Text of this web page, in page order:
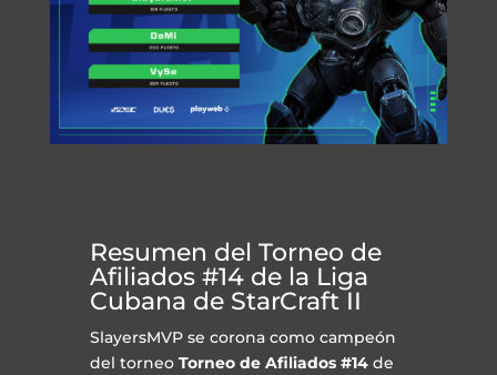
Resumen del Torneo de
Afiliados #14 de la Liga
Cubana de StarCraft II
SlayersMVP se corona como campeón
del torneo Torneo de Afiliados #14 de